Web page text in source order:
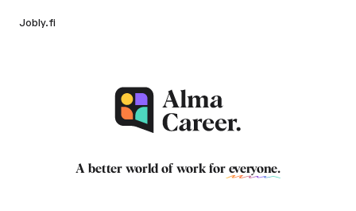
Jobly.fi
A better world of work for everyone.